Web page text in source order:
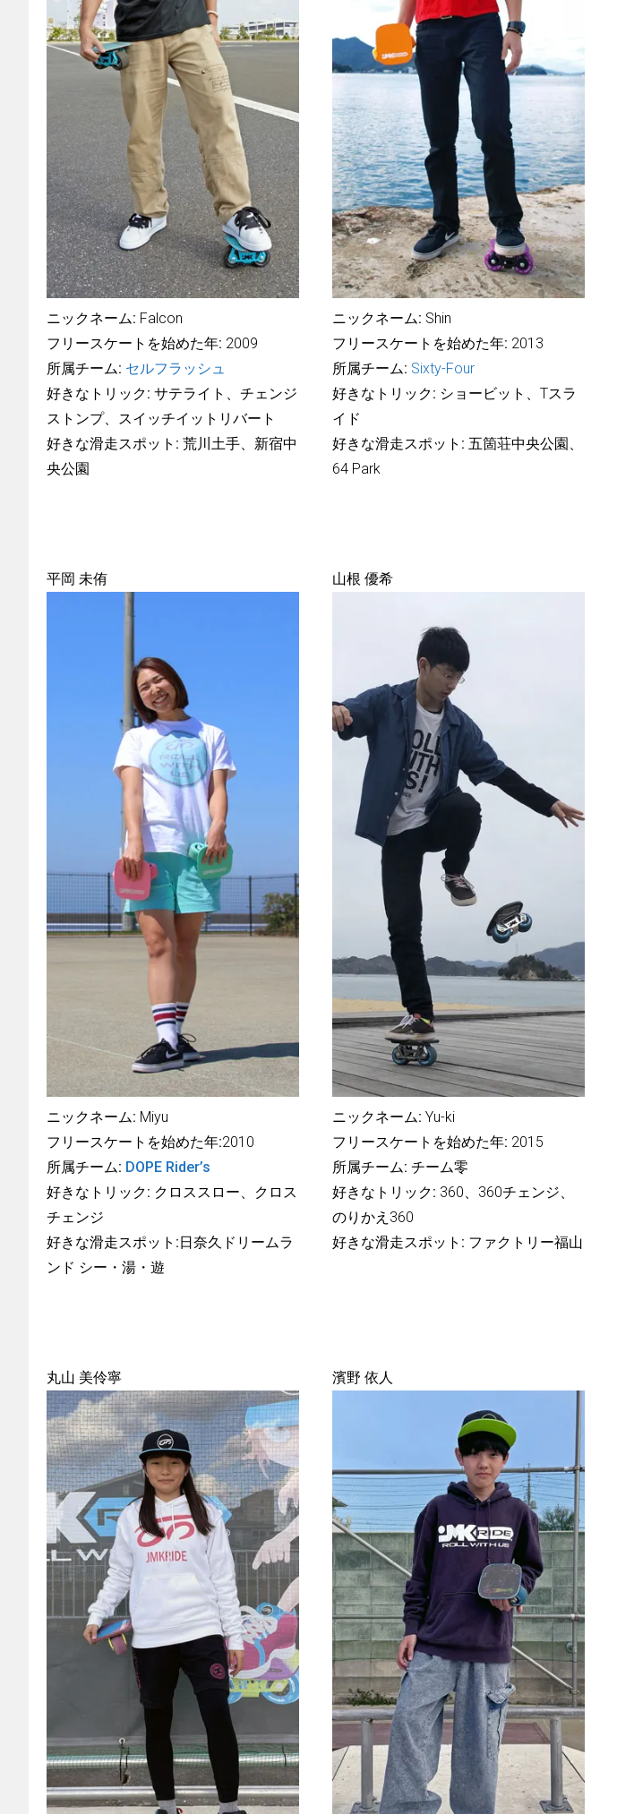
ニックネーム: Falcon
フリースケートを始めた年: 2009
所属チーム: セルフラッシュ
好きなトリック: サテライト、チェンジ
ストンプ、スイッチイットリバート
好きな滑走スポット: 荒川土手、新宿中
央公園
ニックネーム: Shin
フリースケートを始めた年: 2013
所属チーム: Sixty-Four
好きなトリック: ショービット、Tスラ
イド
好きな滑走スポット: 五箇荘中央公園、
64 Park
平岡 未侑
ニックネーム: Miyu
フリースケートを始めた年:2010
所属チーム: DOPE Rider’s
好きなトリック: クロススロー、クロス
チェンジ
好きな滑走スポット: 日奈久ドリームラ
ンド シー・湯・遊
山根 優希
ニックネーム: Yu-ki
フリースケートを始めた年: 2015
所属チーム: チーム零
好きなトリック: 360、360チェンジ、
のりかえ360
好きな滑走スポット: ファクトリー福山
丸山 美伶寧 濱野 依人